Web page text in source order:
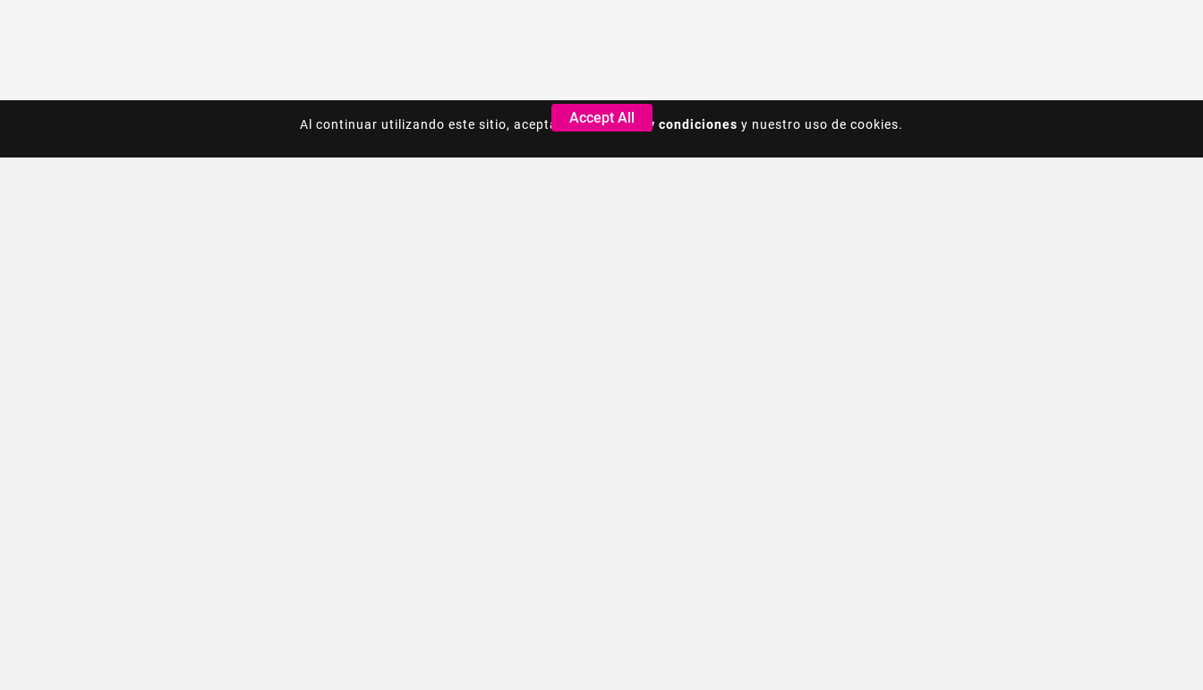
Al continuar utilizando este sitio, acepta losTerminos y condiciones y nuestro uso de cookies.
Accept All
Al continuar utilizando este sitio, acepta losTerminos y condiciones y nuestro uso de cookies.
Accept All